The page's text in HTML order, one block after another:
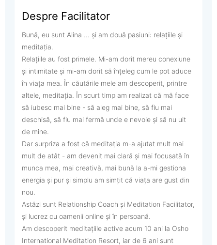
Despre Facilitator
Bună, eu sunt Alina … și am două pasiuni: relațiile și
meditația.
Relațiile au fost primele. Mi-am dorit mereu conexiune
și intimitate și mi-am dorit să înțeleg cum le pot aduce
în viața mea. În căutările mele am descoperit, printre
altele, meditația. În scurt timp am realizat că mă face
să iubesc mai bine - să aleg mai bine, să fiu mai
deschisă, să fiu mai fermă unde e nevoie și să nu uit
de mine.
Dar surpriza a fost că meditația m-a ajutat mult mai
mult de atât - am devenit mai clară și mai focusată în
munca mea, mai creativă, mai bună la a-mi gestiona
energia și pur și simplu am simțit că viața are gust din
nou.
Astăzi sunt Relationship Coach și Meditation Facilitator,
și lucrez cu oamenii online și în persoană.
Am descoperit meditațiile active acum 10 ani la Osho
International Meditation Resort, iar de 6 ani sunt